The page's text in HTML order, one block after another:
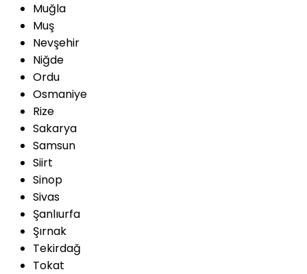
Muğla
Muş
Nevşehir
Niğde
Ordu
Osmaniye
Rize
Sakarya
Samsun
Siirt
Sinop
Sivas
Şanlıurfa
Şırnak
Tekirdağ
Tokat